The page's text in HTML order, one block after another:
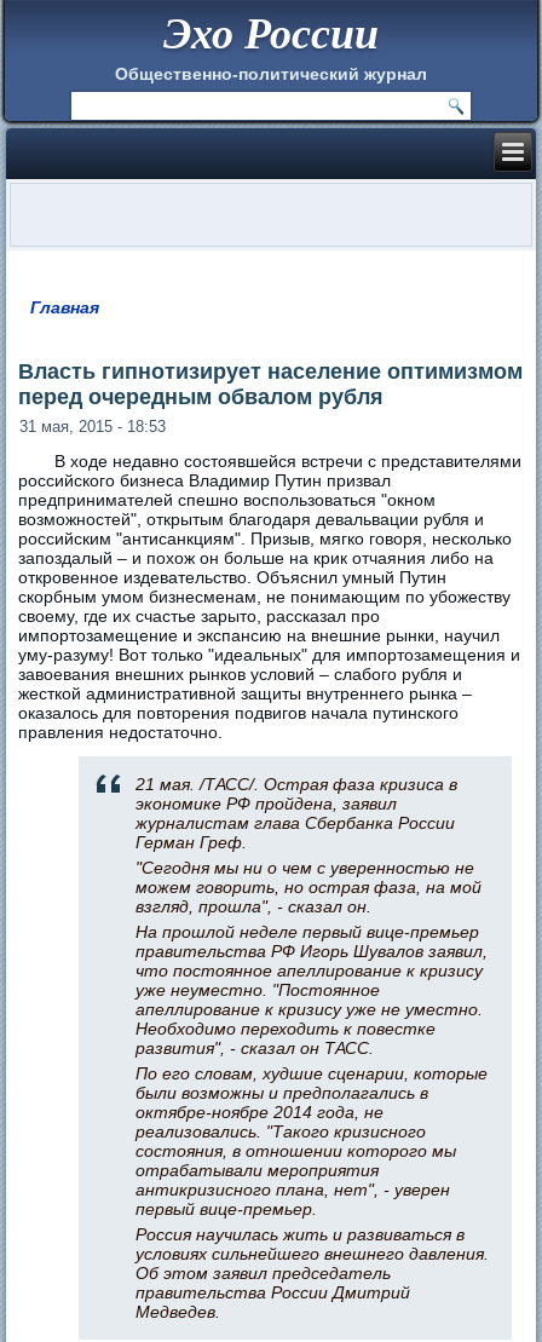
Эхо России
Общественно-политический журнал
Главная
Власть гипнотизирует население оптимизмом
перед очередным обвалом рубля
31 мая, 2015 - 18:53
В ходе недавно состоявшейся встречи с представителями
российского бизнеса Владимир Путин призвал
предпринимателей спешно воспользоваться "окном
возможностей", открытым благодаря девальвации рубля и
российским "антисанкциям". Призыв, мягко говоря, несколько
запоздалый – и похож он больше на крик отчаяния либо на
откровенное издевательство. Объяснил умный Путин
скорбным умом бизнесменам, не понимающим по убожеству
своему, где их счастье зарыто, рассказал про
импортозамещение и экспансию на внешние рынки, научил
уму-разуму! Вот только "идеальных" для импортозамещения и
завоевания внешних рынков условий – слабого рубля и
жесткой административной защиты внутреннего рынка –
оказалось для повторения подвигов начала путинского
правления недостаточно.
21 мая. /ТАСС/. Острая фаза кризиса в
экономике РФ пройдена, заявил
журналистам глава Сбербанка России
Герман Греф.
"Сегодня мы ни о чем с уверенностью не
можем говорить, но острая фаза, на мой
взгляд, прошла", - сказал он.
На прошлой неделе первый вице-премьер
правительства РФ Игорь Шувалов заявил,
что постоянное апеллирование к кризису
уже неуместно. "Постоянное
апеллирование к кризису уже не уместно.
Необходимо переходить к повестке
развития", - сказал он ТАСС.
По его словам, худшие сценарии, которые
были возможны и предполагались в
октябре-ноябре 2014 года, не
реализовались. "Такого кризисного
состояния, в отношении которого мы
отрабатывали мероприятия
антикризисного плана, нет", - уверен
первый вице-премьер.
Россия научилась жить и развиваться в
условиях сильнейшего внешнего давления.
Об этом заявил председатель
правительства России Дмитрий
Медведев.